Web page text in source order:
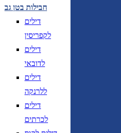
חבילות בטן גב
דילים
לקפריסין
דילים
לדובאי
דילים
ללרנקה
דילים
לכרתים